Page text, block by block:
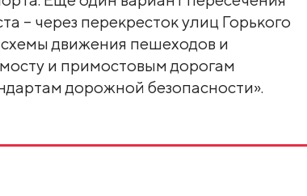
– через перекресток улиц Горького
схемы движения пешеходов и
и примостовым дорогам
дорожной безопасности».